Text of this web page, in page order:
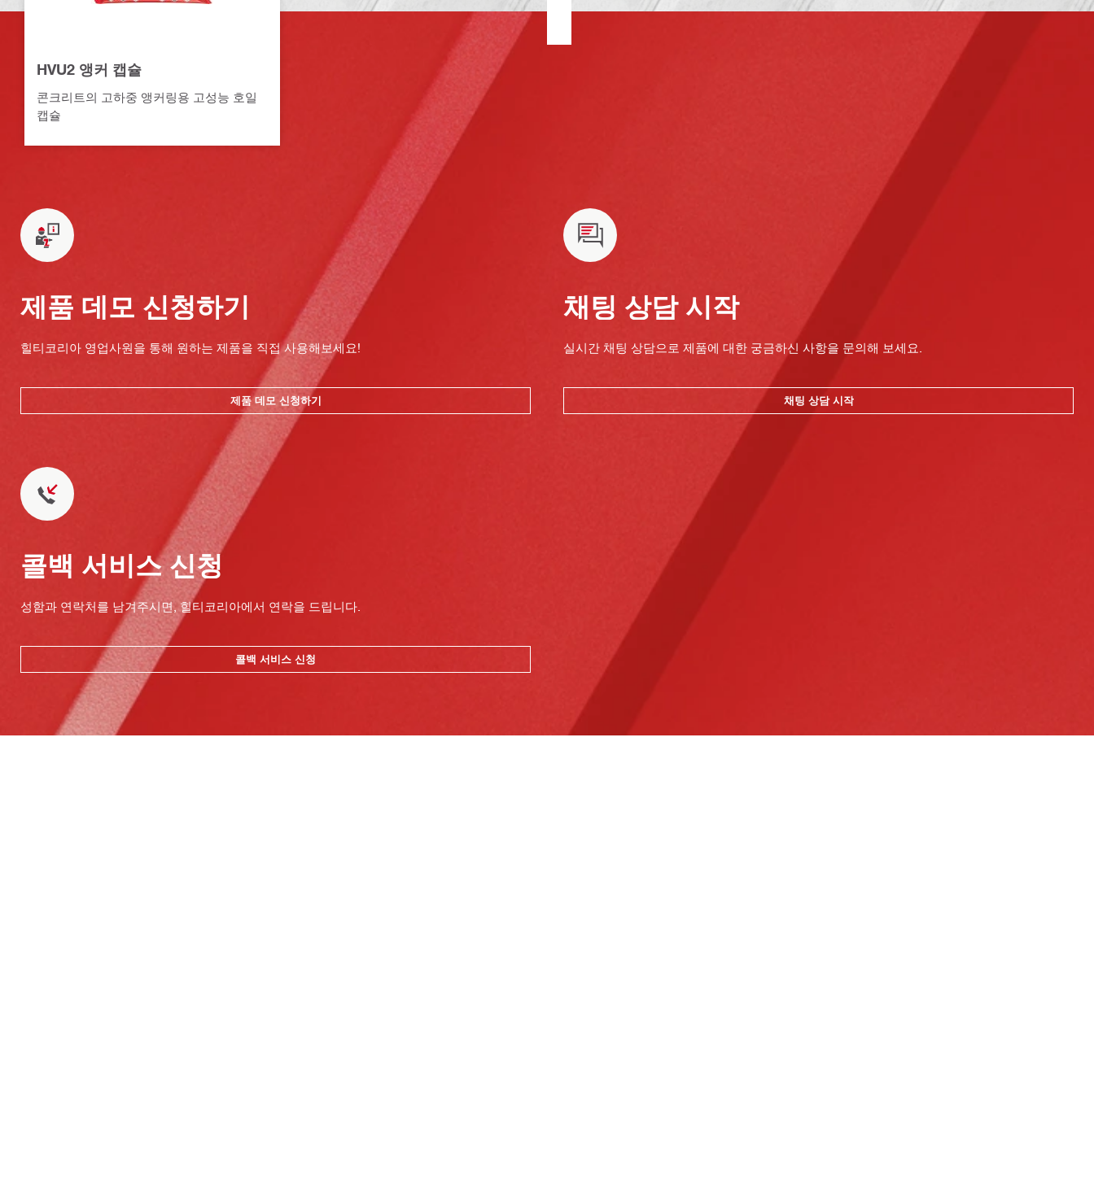
HVU2 앵커 캡슐
콘크리트의 고하중 앵커링용 고성능 호일
캡슐
제품 데모 신청하기
힐티코리아 영업사원을 통해 원하는 제품을 직접 사용해보세요!
제품 데모 신청하기
채팅 상담 시작
실시간 채팅 상담으로 제품에 대한 궁금하신 사항을 문의해 보세요.
채팅 상담 시작
콜백 서비스 신청
성함과 연락처를 남겨주시면, 힐티코리아에서 연락을 드립니다.
콜백 서비스 신청